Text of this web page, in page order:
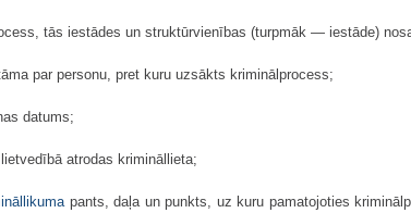
tās iestādes un struktūrvienības (turpmāk — iestāde)
par personu, pret kuru uzsākts kriminālprocess;
datums;
atrodas krimināllieta;
pants, daļa un punkts, uz kuru pamatojoties